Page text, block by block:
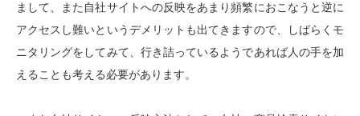
まして、また自社サイトへの反映をあまり頻繁におこなうと逆に
アクセスし難いというデメリットも出てきますので、しばらくモ
ニタリングをしてみて、行き詰っているようであれば人の手を加
えることも考える必要があります。